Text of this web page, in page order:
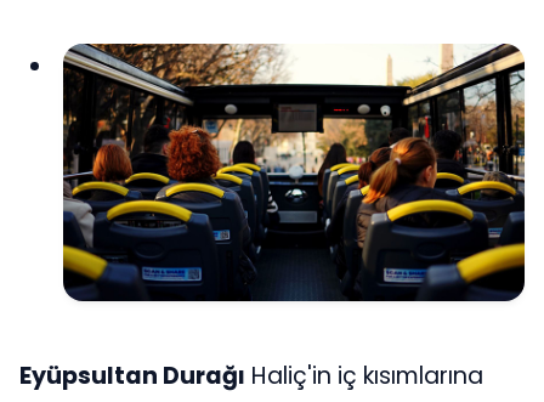
Eyüpsultan Durağı Haliç'in iç kısımlarına